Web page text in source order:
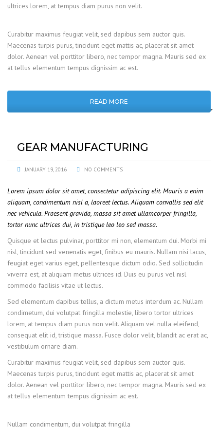
ultrices lorem, at tempus diam purus non velit.
Curabitur maximus feugiat velit, sed dapibus sem auctor quis.
Maecenas turpis purus, tincidunt eget mattis ac, placerat sit amet
dolor. Aenean vel porttitor libero, nec tempor magna. Mauris sed ex
at tellus elementum tempus dignissim ac est.
READ MORE
GEAR MANUFACTURING
JANUARY 19, 2016 NO COMMENTS
Lorem ipsum dolor sit amet, consectetur adipiscing elit. Mauris a enim
aliquam, condimentum nisl a, laoreet lectus. Aliquam convallis sed elit
nec vehicula. Praesent gravida, massa sit amet ullamcorper fringilla,
tortor nunc ultrices dui, in tristique leo leo sed massa.
Quisque et lectus pulvinar, porttitor mi non, elementum dui. Morbi mi
nisl, tincidunt sed venenatis eget, finibus eu mauris. Nullam nisi lacus,
feugiat eget varius eget, pellentesque dictum odio. Sed sollicitudin
viverra est, at aliquam metus ultrices id. Duis eu purus vel nisl
commodo facilisis vitae ut lectus.
Sed elementum dapibus tellus, a dictum metus interdum ac. Nullam
condimetum, dui volutpat fringilla molestie, libero tortor ultrices
lorem, at tempus diam purus non velit. Aliquam vel nulla eleifend,
consequat elit id, tristique massa. Fusce dolor velit, blandit ac erat ac,
vestibulum ornare diam.
Curabitur maximus feugiat velit, sed dapibus sem auctor quis.
Maecenas turpis purus, tincidunt eget mattis ac, placerat sit amet
dolor. Aenean vel porttitor libero, nec tempor magna. Mauris sed ex
at tellus elementum tempus dignissim ac est.
Nullam condimentum, dui volutpat fringilla